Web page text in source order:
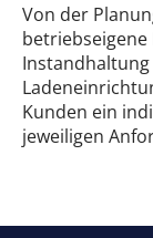
Von der
Kunden ein
jeweiligen